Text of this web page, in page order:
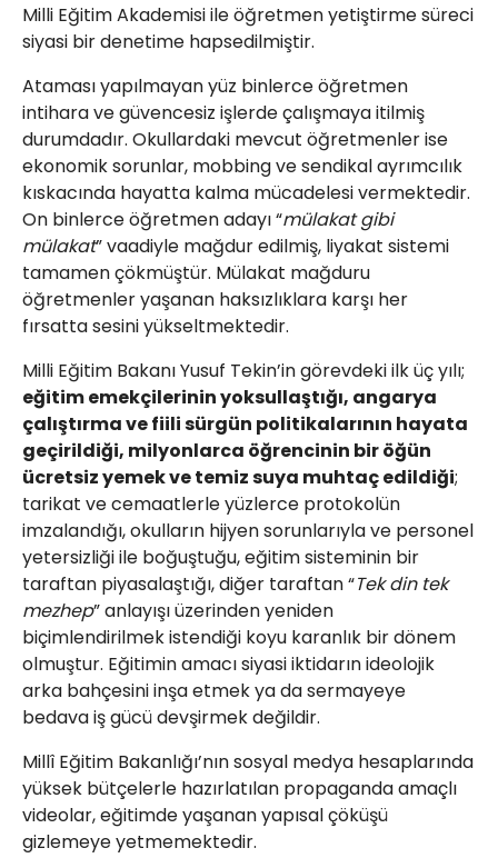
Milli Eğitim Akademisi ile öğretmen yetiştirme süreci
siyasi bir denetime hapsedilmiştir.
Ataması yapılmayan yüz binlerce öğretmen
intihara ve güvencesiz işlerde çalışmaya itilmiş
durumdadır. Okullardaki mevcut öğretmenler ise
ekonomik sorunlar, mobbing ve sendikal ayrımcılık
kıskacında hayatta kalma mücadelesi vermektedir.
On binlerce öğretmen adayı “mülakat gibi
mülakat” vaadiyle mağdur edilmiş, liyakat sistemi
tamamen çökmüştür. Mülakat mağduru
öğretmenler yaşanan haksızlıklara karşı her
fırsatta sesini yükseltmektedir.
Milli Eğitim Bakanı Yusuf Tekin’in görevdeki ilk üç yılı;
eğitim emekçilerinin yoksullaştığı, angarya
çalıştırma ve fiili sürgün politikalarının hayata
geçirildiği, milyonlarca öğrencinin bir öğün
ücretsiz yemek ve temiz suya muhtaç edildiği;
tarikat ve cemaatlerle yüzlerce protokolün
imzalandığı, okulların hijyen sorunlarıyla ve personel
yetersizliği ile boğuştuğu, eğitim sisteminin bir
taraftan piyasalaştığı, diğer taraftan “Tek din tek
mezhep” anlayışı üzerinden yeniden
biçimlendirilmek istendiği koyu karanlık bir dönem
olmuştur. Eğitimin amacı siyasi iktidarın ideolojik
arka bahçesini inşa etmek ya da sermayeye
bedava iş gücü devşirmek değildir.
Millî Eğitim Bakanlığı’nın sosyal medya hesaplarında
yüksek bütçelerle hazırlatılan propaganda amaçlı
videolar, eğitimde yaşanan yapısal çöküşü
gizlemeye yetmemektedir.